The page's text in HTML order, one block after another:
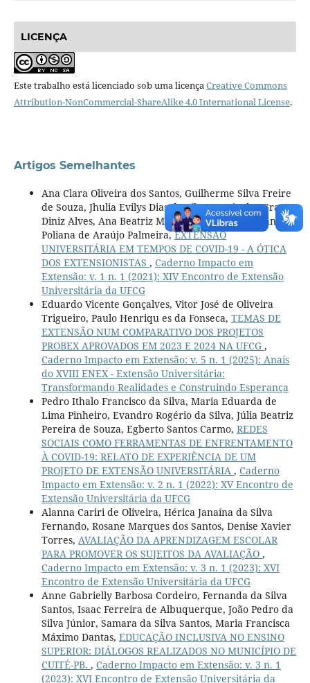
LICENÇA
Este trabalho está licenciado sob uma licençaCreative Commons
Attribution-NonCommercial-ShareAlike 4.0 International License.
Artigos Semelhantes
Ana Clara Oliveira dos Santos, Guilherme Silva Freire
de Souza, Jhulia Evilys Dias da Silva, Maria das Graças
Diniz Alves, Ana Beatriz Macedo Venâncio dos Santos,
Poliana de Araújo Palmeira,EXTENSÃO
UNIVERSITÁRIA EM TEMPOS DE COVID-19 - A ÓTICA
DOS EXTENSIONISTAS , Caderno Impacto em
Extensão: v. 1 n. 1 (2021): XIV Encontro de Extensão
Universitária da UFCG
Eduardo Vicente Gonçalves, Vitor José de Oliveira
Trigueiro, Paulo Henriqu es da Fonseca, TEMAS DE
EXTENSÃO NUM COMPARATIVO DOS PROJETOS
PROBEX APROVADOS EM 2023 E 2024 NA UFCG ,
Caderno Impacto em Extensão: v. 5 n. 1 (2025): Anais
do XVIII ENEX - Extensão Universitária:
Transformando Realidades e Construindo Esperança
Pedro Ithalo Francisco da Silva, Maria Eduarda de
Lima Pinheiro, Evandro Rogério da Silva, Júlia Beatriz
Pereira de Souza, Egberto Santos Carmo, REDES
SOCIAIS COMO FERRAMENTAS DE ENFRENTAMENTO
À COVID-19: RELATO DE EXPERIÊNCIA DE UM
PROJETO DE EXTENSÃO UNIVERSITÁRIA , Caderno
Impacto em Extensão: v. 2 n. 1 (2022): XV Encontro de
Extensão Universitária da UFCG
Alanna Cariri de Oliveira, Hérica Janaína da Silva
Fernando, Rosane Marques dos Santos, Denise Xavier
Torres, AVALIAÇÃO DA APRENDIZAGEM ESCOLAR
PARA PROMOVER OS SUJEITOS DA AVALIAÇÃO ,
Caderno Impacto em Extensão: v. 3 n. 1 (2023): XVI
Encontro de Extensão Universitária da UFCG
Anne Gabrielly Barbosa Cordeiro, Fernanda da Silva
Santos, Isaac Ferreira de Albuquerque, João Pedro da
Silva Júnior, Samara da Silva Santos, Maria Francisca
Máximo Dantas, EDUCAÇÃO INCLUSIVA NO ENSINO
SUPERIOR: DIÁLOGOS REALIZADOS NO MUNICÍPIO DE
CUITÉ-PB. , Caderno Impacto em Extensão: v. 3 n. 1
(2023): XVI Encontro de Extensão Universitária da